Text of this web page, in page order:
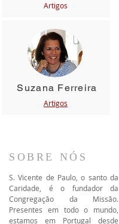
Artigos
Suzana Ferreira
Artigos
SOBRE NÓS
S. Vicente de Paulo, o santo da
Caridade, é o fundador da
Congregação da Missão.
Presentes em todo o mundo,
estamos em Portugal desde